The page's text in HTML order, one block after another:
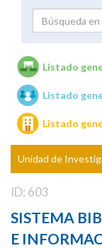
Listado
Listado
Listado
Unidad de
ID: 603
SISTEMA
E